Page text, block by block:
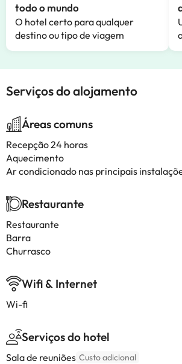
todo o mundo
O hotel certo para qualquer
destino ou tipo de viagem
Serviços do alojamento
Áreas comuns
Recepção 24 horas
Aquecimento
Ar condicionado nas principais
Restaurante
Restaurante
Barra
Churrasco
Wifi & Internet
Wi-fi
Serviços do hotel
Sala de reuniões Custo adicional